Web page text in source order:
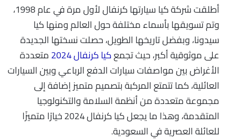
أطلقت شركة كيا سيارتها كرنفال لأول مرة في عام 1998،
وتم تسويقها بأسماء مختلفة حول العالم ومنها كيا
سيدونا، وبفضل تاريخها الطويل، حصلت نسختها الجديدة
على موثوقية أكبر، حيث تجمعكيا كرنفال 2024
متعددة
الأغراض بين مواصفات سيارات الدفع الرباعي وبين السيارات
العائلية، كما تتمتع المركبة بتصميم متميز إضافة إلى
مجموعة متعددة من أنظمة السلامة والتكنولوجيا
المتقدمة، وهذا ما يجعل كيا كرنفال 2024 خيارًا متميزًا
للعائلة العصرية في السعودية.